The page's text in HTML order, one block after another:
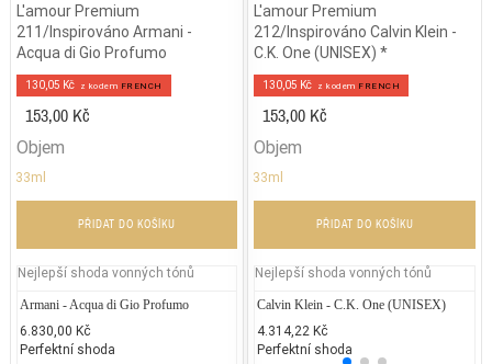
L'amour Premium
211/Inspirováno Armani -
Acqua di Gio Profumo
130,05 Kč z kodem FRENCH
153,00 Kč
Objem
33ml
PŘIDAT DO KOŠÍKU
Nejlepší shoda vonných tónů
Armani - Acqua di Gio Profumo
6.830,00 Kč
Perfektní shoda
Thierry Mugler - Angel
3.500,00 Kč
25% běžných vonných tónů
L'amour Premium
212/Inspirováno Calvin Klein -
C.K. One (UNISEX) *
130,05 Kč z kodem FRENCH
153,00 Kč
Objem
33ml
PŘIDAT DO KOŠÍKU
Nejlepší shoda vonných tónů
Calvin Klein - C.K. One (UNISEX)
4.314,22 Kč
Perfektní shoda